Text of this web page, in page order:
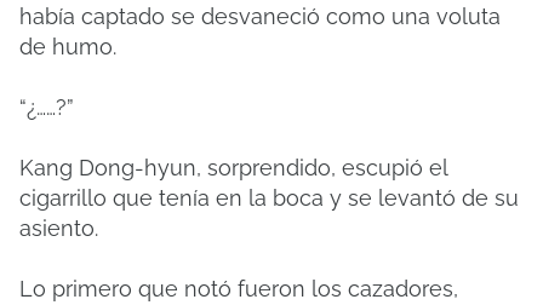
había captado se desvaneció como una voluta
de humo.
“¿……?”
Kang Dong-hyun, sorprendido, escupió el
cigarrillo que tenía en la boca y se levantó de su
asiento.
Lo primero que notó fueron los cazadores,